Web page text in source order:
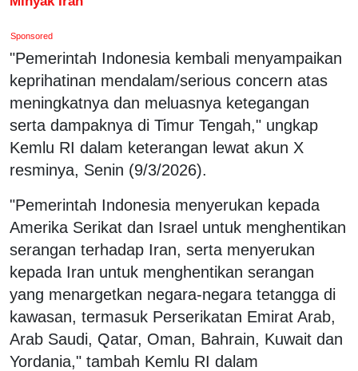
Sponsored
"Pemerintah Indonesia kembali menyampaikan
keprihatinan mendalam/serious concern atas
meningkatnya dan meluasnya ketegangan
serta dampaknya di Timur Tengah," ungkap
Kemlu RI dalam keterangan lewat akun X
resminya, Senin (9/3/2026).
"Pemerintah Indonesia menyerukan kepada
Amerika Serikat dan Israel untuk menghentikan
serangan terhadap Iran, serta menyerukan
kepada Iran untuk menghentikan serangan
yang menargetkan negara-negara tetangga di
kawasan, termasuk Perserikatan Emirat Arab,
Arab Saudi, Qatar, Oman, Bahrain, Kuwait dan
Yordania," tambah Kemlu RI dalam